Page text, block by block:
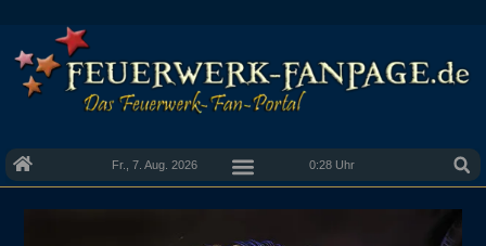
Fr., 7. Aug. 2026 0:28 Uhr